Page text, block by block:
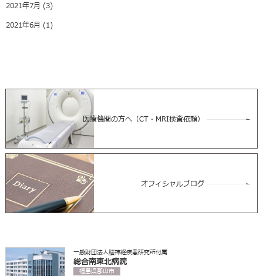
2021年7月 (3)
2021年6月 (1)
医療機関の方へ（CT・MRI検査依頼）
オフィシャルブログ
一般財団法人脳神経疾患研究所付属
総合南東北病院
福島県郡山市